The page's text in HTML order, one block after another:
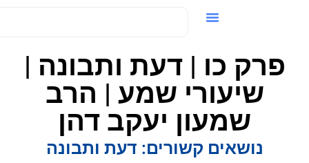
פרק כו | דעת ותבונה |
שיעורי שמע | הרב
שמעון יעקב דהן
נושאים קשורים: דעת ותבונה